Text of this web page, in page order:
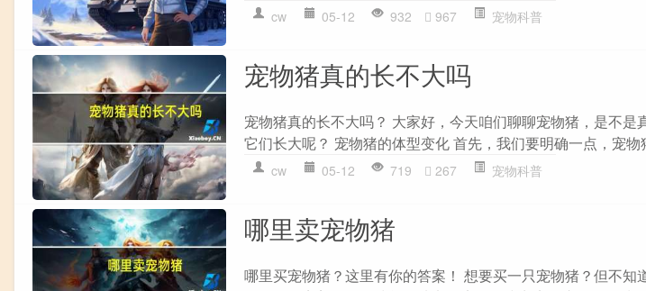
cw 05-12 932 967 宠物科普
宠物猪真的长不大吗
宠物猪真的长不大吗？ 大家好，今天咱们聊聊宠物猪，是不
它们长大呢？ 宠物猪的体型变化 首先，我们要明确一点，宠物
cw 05-12 719 267 宠物科普
哪里卖宠物猪
哪里买宠物猪？这里有你的答案！ 想要买一只宠物猪？但不